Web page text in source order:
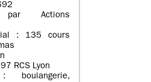
par Actions
: 135 cours
RCS Lyon
boulangerie,